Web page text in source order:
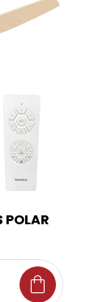
POLAR
shopping_bag